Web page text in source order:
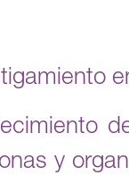
y